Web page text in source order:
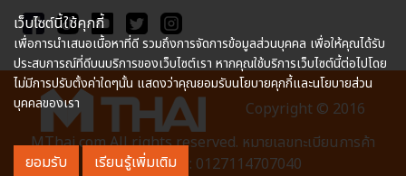
Copyright © 2016
MThai.com All rights reserved. หมายเลขทะเบียนการค้า
อิเล็กทรอนิกส์ : 0127114707040
เว็บไซต์นี้ใช้คุกกี้
เพื่อการนำเสนอเนื้อหาที่ดี รวมถึงการจัดการข้อมูลส่วนบุคคล เพื่อให้คุณได้รับ
ประสบการณ์ที่ดีบนบริการของเว็บไซต์เรา หากคุณใช้บริการเว็บไซต์นี้ต่อไปโดย
ไม่มีการปรับตั้งค่าใดๆนั้น แสดงว่าคุณยอมรับนโยบายคุกกี้และนโยบายส่วน
บุคคลของเรา
ยอมรับ เรียนรู้เพิ่มเติม